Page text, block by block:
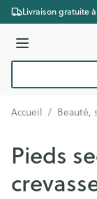
Aller au contenu
Livraison gratuite
Menu
Accueil / Beauté,
Pieds